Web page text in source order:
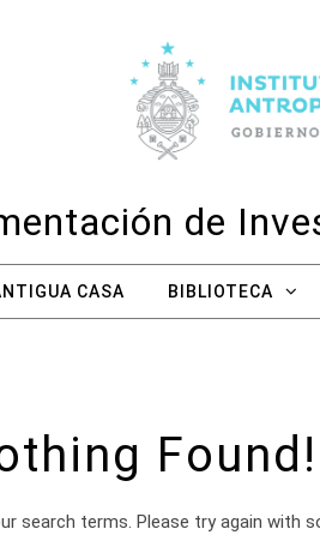
de
CASA BIBLIOTECA
Found!
search terms. Please try again with